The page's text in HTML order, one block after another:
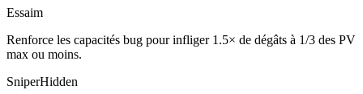
Essaim
Renforce les capacités bug pour infliger 1.5× de dégâts à 1/3 des PV
max ou moins.
SniperHidden